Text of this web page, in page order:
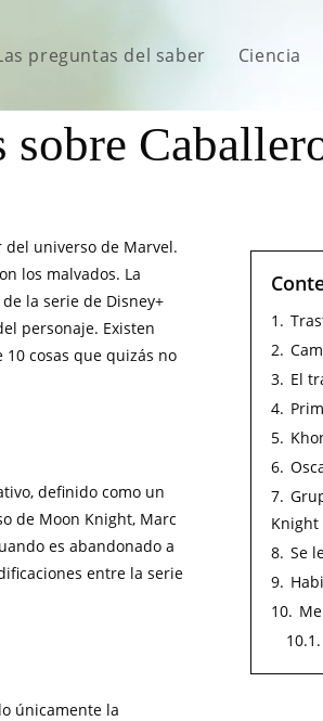
preguntas del saber Ciencia
sobre
universo de Marvel.
los malvados. La
la serie de Disney+
personaje. Existen
cosas que quizás no
definido como un
de Moon Knight, Marc
es abandonado a
entre la serie
únicamente la
1.
2.
3. El
4.
5.
6.
7.
Knight
8. Se
9.
10.
10.1.